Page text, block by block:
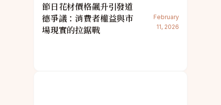
節日花材價格飆升引發道
德爭議：消費者權益與市
場現實的拉鋸戰
February
11, 2026